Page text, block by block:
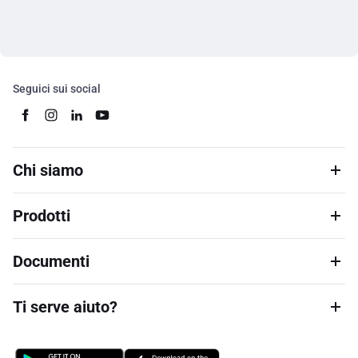
Seguici sui social
Chi siamo
Prodotti
Documenti
Ti serve aiuto?